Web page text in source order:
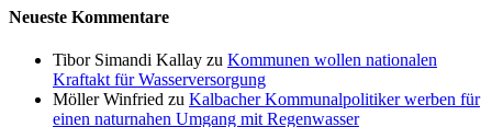
Neueste Kommentare
Tibor Simandi Kallay zu Kommunen wollen nationalen
Kraftakt für Wasserversorgung
Möller Winfried zu Kalbacher Kommunalpolitiker werben für
einen naturnahen Umgang mit Regenwasser